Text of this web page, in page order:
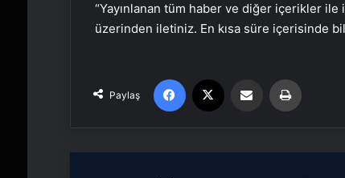
“Yayınlanan tüm haber ve diğer içerikler
üzerinden iletiniz. En kısa süre içerisinde
Paylaş
Facebook Email'den paylaş